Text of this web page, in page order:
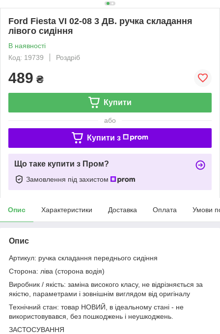
Ford Fiesta VI 02-08 3 ДВ. ручка складання
лівого сидіння
В наявності
Код: 19739
Роздріб
489 ₴
Купити
або
Купити з
Що таке купити з Пром?
Замовлення під захистом
Опис Характеристики Доставка Оплата Умови
Опис
Артикул: ручка складання переднього сидіння
Сторона: ліва (сторона водія)
Виробник / якість: заміна високого класу, не відрізняється за
якістю, параметрами і зовнішнім виглядом від оригіналу
Технічний стан: товар НОВИЙ, в ідеальному стані - не
використовувався, без пошкоджень і неушкоджень.
ЗАСТОСУВАННЯ